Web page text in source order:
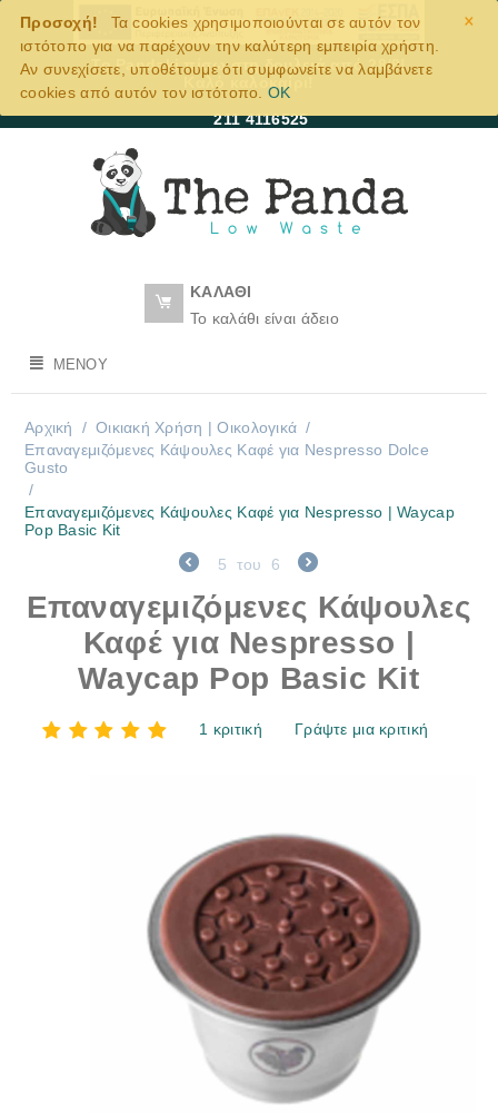
×
Προσοχή!
Τα cookies χρησιμοποιούνται σε αυτόν τον
ιστότοπο για να παρέχουν την καλύτερη εμπειρία χρήστη.
Αν συνεχίσετε, υποθέτουμε ότι συμφωνείτε να λαμβάνετε
cookies από αυτόν τον ιστότοπο. OK
Το Pandaki πίσω στη δουλειά από 28/8!
Καλό καλοκαίρι!
211 4116525
ΚΑΛΆΘΙ
Το καλάθι είναι άδειο
ΜΕΝΟΎ
Αρχική / Οικιακή Χρήση | Oικολογικά /
Eπαναγεμιζόμενες Κάψουλες Καφέ για Nespresso Dolce
Gusto
/
Επαναγεμιζόμενες Κάψουλες Καφέ για Nespresso | Waycap
Pop Basic Kit
5
του 6
Επαναγεμιζόμενες Κάψουλες
Καφέ για Nespresso |
Waycap Pop Basic Kit
1 κριτική Γράψτε μια κριτική